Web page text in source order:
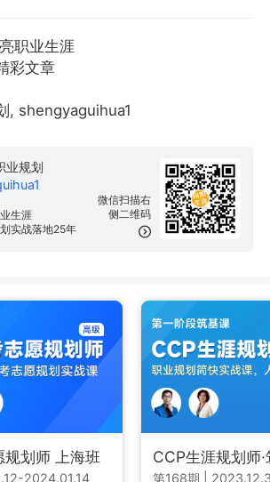
职业生涯
彩文章
, shengyaguihua1
微信扫描右
侧二维码
业规划
生涯
实战落地25年
划师 上海班
2024.01.14
CCP生涯规划师
第168期